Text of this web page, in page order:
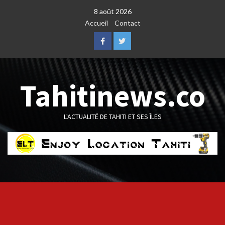
8 août 2026
Accueil
Contact
FacebookTwitter
Tahitinews.co
L'ACTUALITÉ DE TAHITI ET SES ÎLES